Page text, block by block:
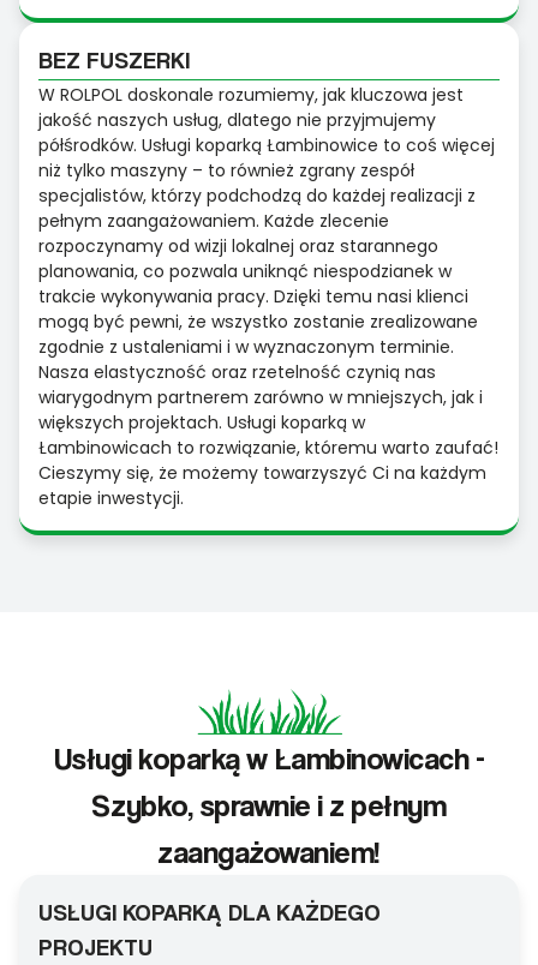
BEZ FUSZERKI
W ROLPOL doskonale rozumiemy, jak kluczowa jest
jakość naszych usług, dlatego nie przyjmujemy
półśrodków. Usługi koparką Łambinowice to coś więcej
niż tylko maszyny – to również zgrany zespół
specjalistów, którzy podchodzą do każdej realizacji z
pełnym zaangażowaniem. Każde zlecenie
rozpoczynamy od wizji lokalnej oraz starannego
planowania, co pozwala uniknąć niespodzianek w
trakcie wykonywania pracy. Dzięki temu nasi klienci
mogą być pewni, że wszystko zostanie zrealizowane
zgodnie z ustaleniami i w wyznaczonym terminie.
Nasza elastyczność oraz rzetelność czynią nas
wiarygodnym partnerem zarówno w mniejszych, jak i
większych projektach. Usługi koparką w
Łambinowicach to rozwiązanie, któremu warto zaufać!
Cieszymy się, że możemy towarzyszyć Ci na każdym
etapie inwestycji.
Usługi koparką w Łambinowicach -
Szybko, sprawnie i z pełnym
zaangażowaniem!
USŁUGI KOPARKĄ DLA KAŻDEGO
PROJEKTU